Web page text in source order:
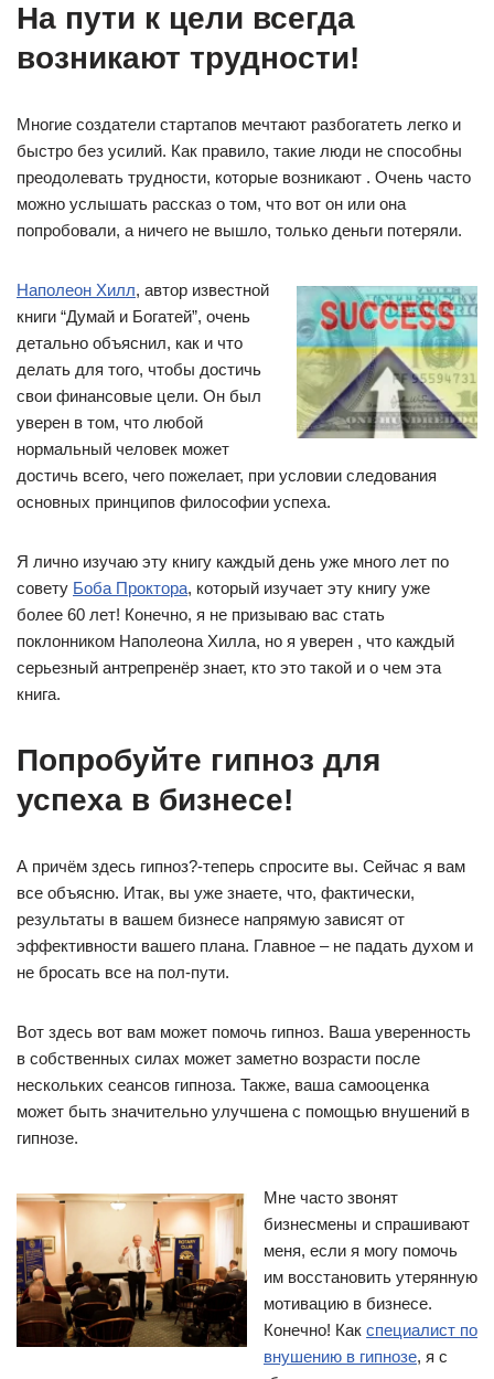
На пути к цели всегда
возникают трудности!
Многие создатели стартапов мечтают разбогатеть легко и
быстро без усилий. Как правило, такие люди не способны
преодолевать трудности, которые возникают . Очень часто
можно услышать рассказ о том, что вот он или она
попробовали, а ничего не вышло, только деньги потеряли.
Наполеон Хилл, автор известной
книги “Думай и Богатей”, очень
детально объяснил, как и что
делать для того, чтобы достичь
свои финансовые цели. Он был
уверен в том, что любой
нормальный человек может
достичь всего, чего пожелает, при условии следования
основных принципов философии успеха.
Я лично изучаю эту книгу каждый день уже много лет по
совету Боба Проктора, который изучает эту книгу уже
более 60 лет! Конечно, я не призываю вас стать
поклонником Наполеона Хилла, но я уверен , что каждый
серьезный антрепренёр знает, кто это такой и о чем эта
книга.
Попробуйте гипноз для
успеха в бизнесе!
А причём здесь гипноз?-теперь спросите вы. Сейчас я вам
все объясню. Итак, вы уже знаете, что, фактически,
результаты в вашем бизнесе напрямую зависят от
эффективности вашего плана. Главное – не падать духом и
не бросать все на пол-пути.
Вот здесь вот вам может помочь гипноз. Ваша уверенность
в собственных силах может заметно возрасти после
нескольких сеансов гипноза. Также, ваша самооценка
может быть значительно улучшена с помощью внушений в
гипнозе.
Мне часто звонят
бизнесмены и спрашивают
меня, если я могу помочь
им восстановить утерянную
мотивацию в бизнесе.
Конечно! Как специалист по
внушению в гипнозе, я с